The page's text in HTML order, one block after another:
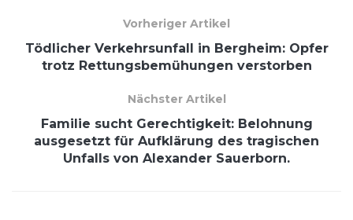
Vorheriger Artikel
Tödlicher Verkehrsunfall in Bergheim: Opfer
trotz Rettungsbemühungen verstorben
Nächster Artikel
Familie sucht Gerechtigkeit: Belohnung
ausgesetzt für Aufklärung des tragischen
Unfalls von Alexander Sauerborn.